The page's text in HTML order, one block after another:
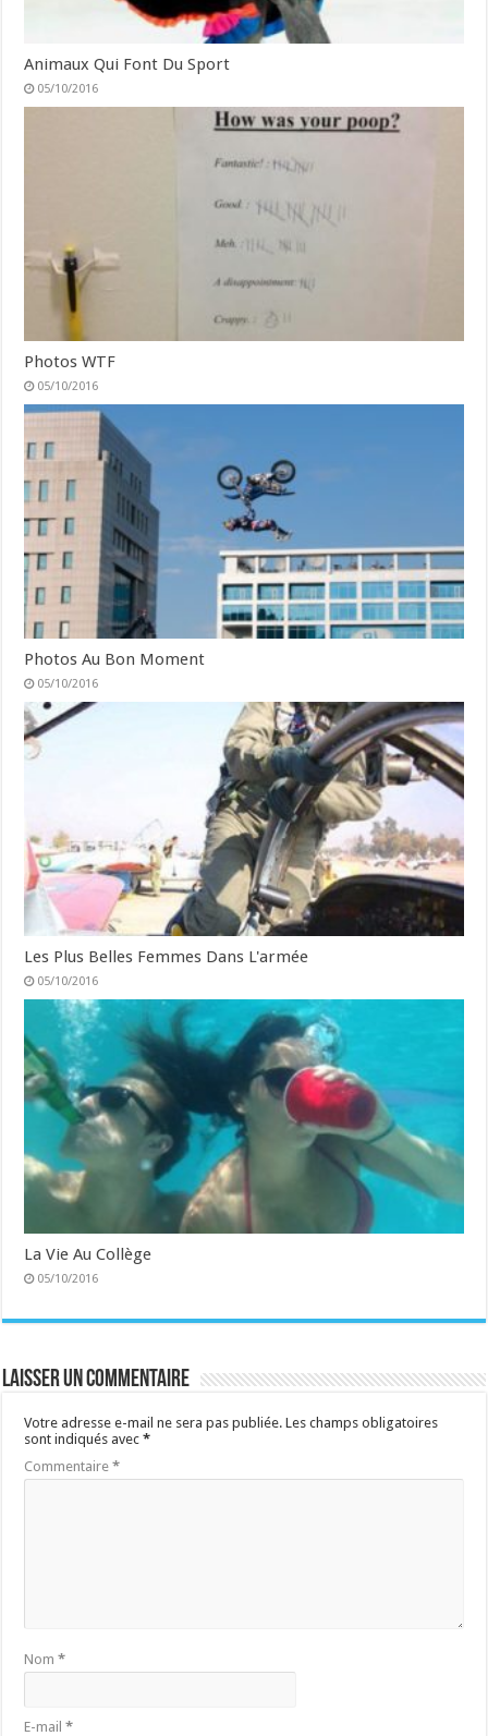
Animaux Qui Font Du Sport
05/10/2016
Photos WTF
05/10/2016
Photos Au Bon Moment
05/10/2016
Les Plus Belles Femmes Dans L'armée
05/10/2016
La Vie Au Collège
05/10/2016
Laisser un commentaire
Votre adresse e-mail ne sera pas publiée. Les champs obligatoires
sont indiqués avec*
Commentaire*
Nom*
E-mail*